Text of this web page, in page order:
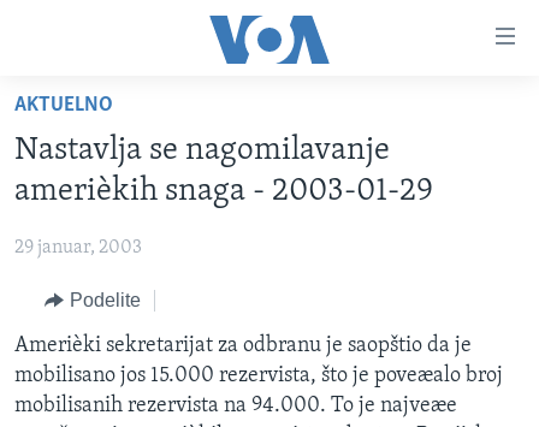
glavni
sadržaj
na
glavnu
navigaciju
pretragu
NASLOVNA
BALKAN
GLOBALNE TEME
EKONOMIJA
NAUKA I TEHNOLOGIJA
OTVORENI STUDIO
IZ AMERIKE
PRATITE NAS
AKTUELNO
Nastavlja se nagomilavanje
amerièkih snaga - 2003-01-29
29 januar, 2003
Podelite
Amerièki sekretarijat za odbranu je saopštio da je
mobilisano jos 15.000 rezervista, što je poveæalo broj
mobilisanih rezervista na 94.000. To je najveæe